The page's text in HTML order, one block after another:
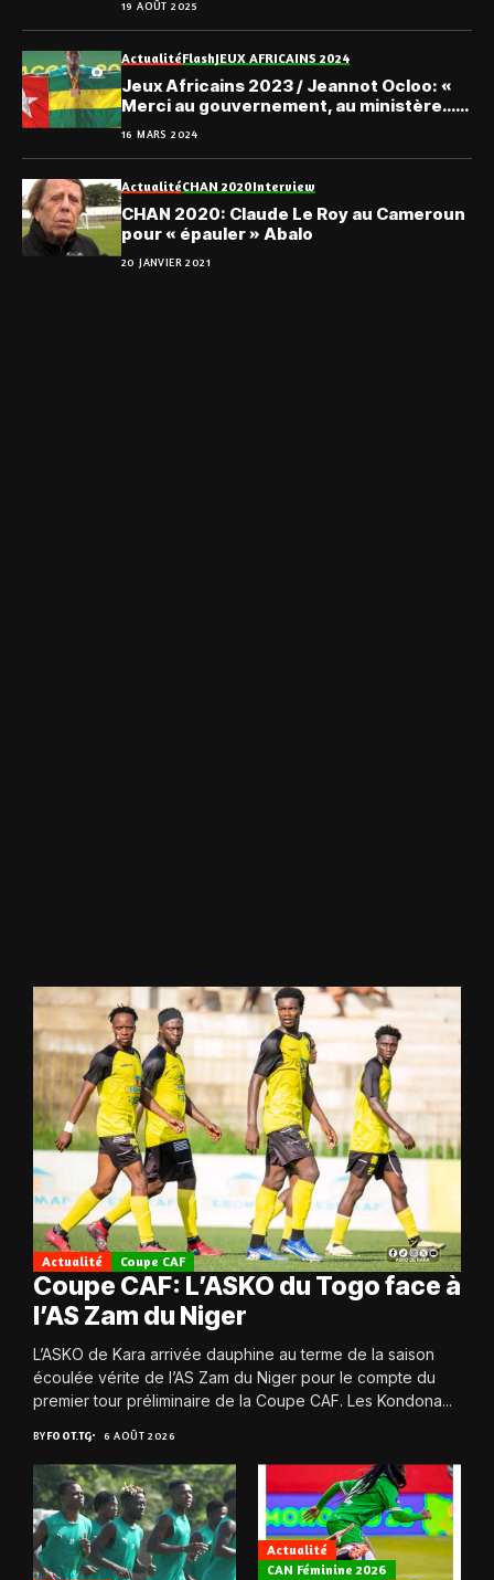
19 AOÛT 2025
ActualitéFlashJEUX AFRICAINS 2024
Jeux Africains 2023 / Jeannot Ocloo: «
Merci au gouvernement, au ministère…
(Vidéo)
16 MARS 2024
ActualitéCHAN 2020Interview
CHAN 2020: Claude Le Roy au Cameroun
pour « épauler » Abalo
20 JANVIER 2021
Actualité Coupe CAF
Coupe CAF: L’ASKO du Togo face à
l’AS Zam du Niger
L’ASKO de Kara arrivée dauphine au terme de la saison
écoulée vérite de l’AS Zam du Niger pour le compte du
premier tour préliminaire de la Coupe CAF. Les Kondona...
BYFOOT.TG 6 AOÛT 2026
Actualité
CAN Féminine 2026